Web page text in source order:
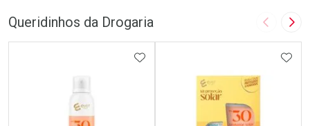
Queridinhos da Drogaria Imagem
ADICIONAR AOS FAVORITOS